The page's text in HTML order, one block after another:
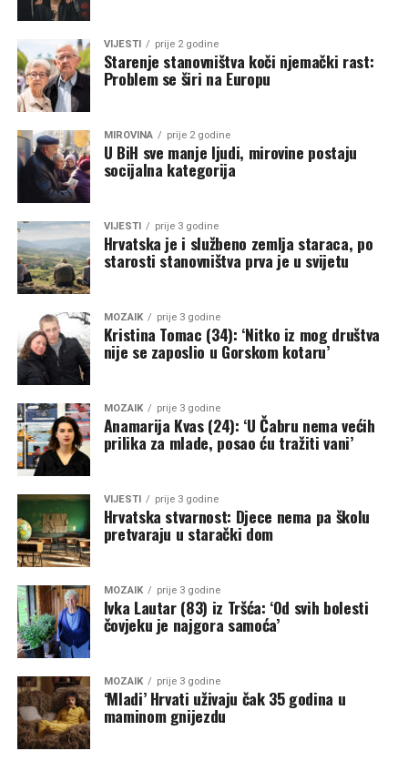
VIJESTI prije 2 godine
Starenje stanovništva koči njemački rast:
Problem se širi na Europu
MIROVINA prije 2 godine
U BiH sve manje ljudi, mirovine postaju
socijalna kategorija
VIJESTI prije 3 godine
Hrvatska je i službeno zemlja staraca, po
starosti stanovništva prva je u svijetu
MOZAIK prije 3 godine
Kristina Tomac (34): ‘Nitko iz mog društva
nije se zaposlio u Gorskom kotaru’
MOZAIK prije 3 godine
Anamarija Kvas (24): ‘U Čabru nema većih
prilika za mlade, posao ću tražiti vani’
VIJESTI prije 3 godine
Hrvatska stvarnost: Djece nema pa školu
pretvaraju u starački dom
MOZAIK prije 3 godine
Ivka Lautar (83) iz Tršća: ‘Od svih bolesti
čovjeku je najgora samoća’
MOZAIK prije 3 godine
‘Mladi’ Hrvati uživaju čak 35 godina u
maminom gnijezdu